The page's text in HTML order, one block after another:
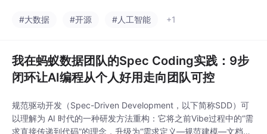
#大数据 #开源 #人工智能 +1
我在蚂蚁数据团队的Spec Coding实践：9步
闭环让AI编程从个人好用走向团队可控
规范驱动开发（Spec-Driven Development，以下简称SDD）可
以理解为 AI 时代的一种研发方法重构：它将之前Vibe过程中的“需
求直接传递到代码”的理念，升级为“需求定义—规范建模—文档沉